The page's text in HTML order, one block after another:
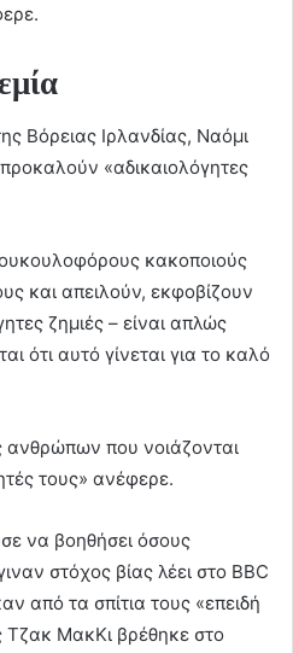
Βόρειας Ιρλανδίας, Ναόμι
«αδικαιολόγητες
κακοποιούς
και απειλούν, εκφοβίζουν
ζημιές – είναι απλώς
ότι αυτό γίνεται για το καλό
ανθρώπων που νοιάζονται
τους» ανέφερε.
να βοηθήσει όσους
στόχος βίας λέει στο BBC
από τα σπίτια τους «επειδή
Τζακ ΜακΚι βρέθηκε στο